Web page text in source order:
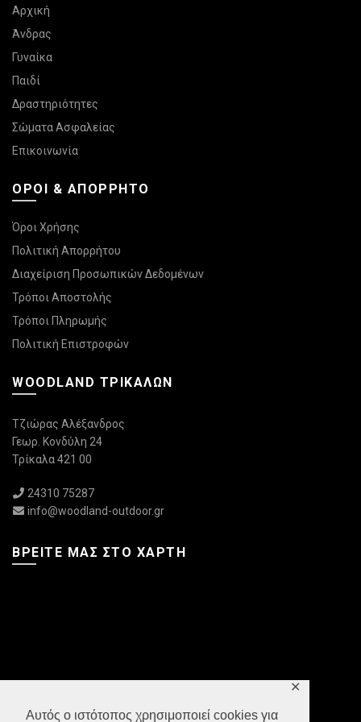
Αυτός ο ιστότοπος χρησιμοποιεί cookies για
✕
Αρχική
Άνδρας
Γυναίκα
Παιδί
Δραστηριότητες
Σώματα Ασφαλείας
Επικοινωνία
ΌΡΟΙ & ΑΠΌΡΡΗΤΟ
Όροι Χρήσης
Πολιτική Απορρήτου
Διαχείριση Προσωπικών Δεδομένων
Τρόποι Αποστολής
Τρόποι Πληρωμής
Πολιτική Επιστροφών
WOODLAND ΤΡΙΚΆΛΩΝ
Τζιώρας Αλέξανδρος
Γεωρ. Κονδύλη 24
Τρίκαλα 421 00
24310 75287
info@woodland-outdoor.gr
ΒΡΕΊΤΕ ΜΑΣ ΣΤΟ ΧΆΡΤΗ